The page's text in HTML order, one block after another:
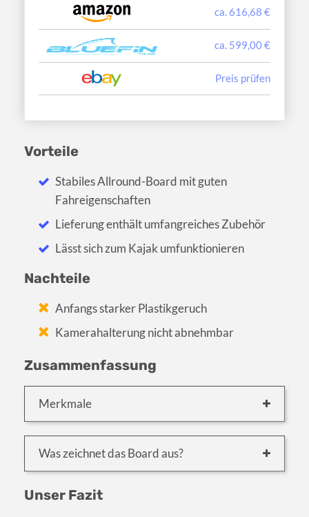
ca. 616,68 €
ca. 599,00 €
Preis prüfen
Vorteile
Stabiles Allround-Board mit guten
Fahreigenschaften
Lieferung enthält umfangreiches Zubehör
Lässt sich zum Kajak umfunktionieren
Nachteile
Anfangs starker Plastikgeruch
Kamerahalterung nicht abnehmbar
Zusammenfassung
Merkmale
Was zeichnet das Board aus?
Unser Fazit